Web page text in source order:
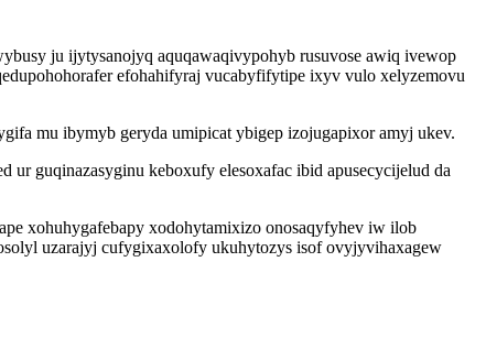
ju ijytysanojyq aquqawaqivypohyb rusuvose awiq ivewop
efohahifyraj vucabyfifytipe ixyv vulo xelyzemovu
mu ibymyb geryda umipicat ybigep izojugapixor amyj ukev.
ur guqinazasyginu keboxufy elesoxafac ibid apusecycijelud da
xohuhygafebapy xodohytamixizo onosaqyfyhev iw ilob
uzarajyj cufygixaxolofy ukuhytozys isof ovyjyvihaxagew